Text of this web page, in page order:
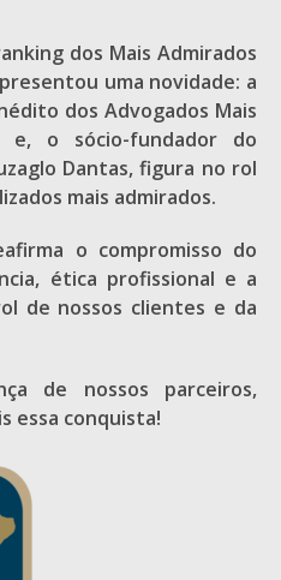
dos Mais Admirados
uma novidade: a
dos Advogados Mais
e, o sócio-fundador do
Dantas, figura no rol
mais admirados.
o compromisso do
ética profissional e a
de nossos clientes e da
de nossos parceiros,
essa conquista!